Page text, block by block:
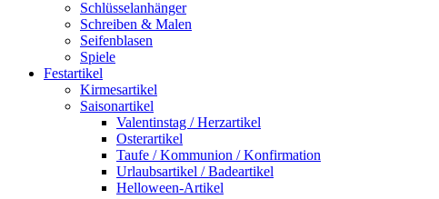
Schlüsselanhänger
Schreiben & Malen
Seifenblasen
Spiele
Festartikel
Kirmesartikel
Saisonartikel
Valentinstag / Herzartikel
Osterartikel
Taufe / Kommunion / Konfirmation
Urlaubsartikel / Badeartikel
Helloween-Artikel